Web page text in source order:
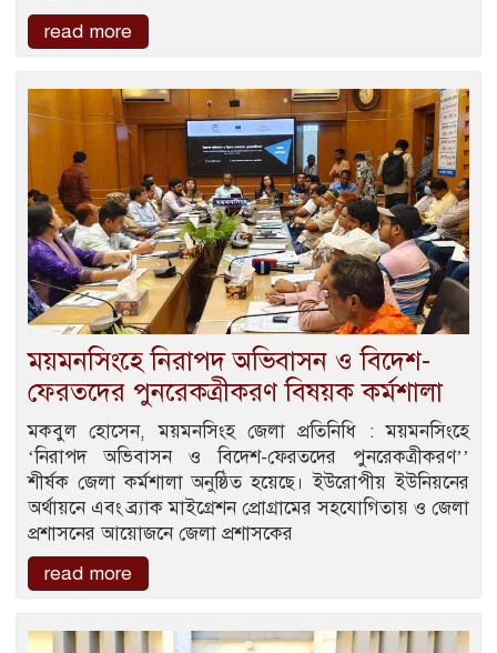
read more
ময়মনসিংহে নিরাপদ অভিবাসন ও বিদেশ-
ফেরতদের পুনরেকত্রীকরণ বিষয়ক কর্মশালা
মকবুল হোসেন, ময়মনসিংহ জেলা প্রতিনিধি : ময়মনসিংহে
‘নিরাপদ অভিবাসন ও বিদেশ-ফেরতদের পুনরেকত্রীকরণ’’
শীর্ষক জেলা কর্মশালা অনুষ্ঠিত হয়েছে। ইউরোপীয় ইউনিয়নের
অর্থায়নে এবং ব্র্যাক মাইগ্রেশন প্রোগ্রামের সহযোগিতায় ও জেলা
প্রশাসনের আয়োজনে জেলা প্রশাসকের
read more